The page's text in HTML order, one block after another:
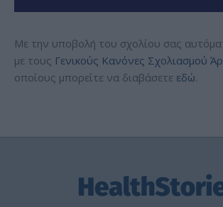
Με την υποβολή του σχολίου σας
με τους Γενικούς Κανόνες Σχολιασμού
οποίους μπορείτε να διαβάσετε εδώ.